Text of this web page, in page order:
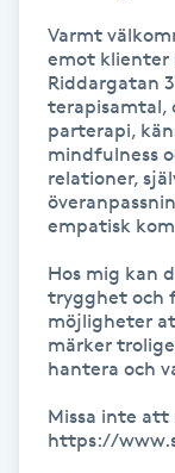
Gel naglar
Gelenaglar
Gellack med
Gravidmassage
Gravidyoga
Varmt
emot klienter
Riddargatan
terapisamtal,
parterapi,
mindfulness
relationer,
empatisk
Hos mig kan
trygghet och
möjligheter
märker
hantera och
Missa inte
https://